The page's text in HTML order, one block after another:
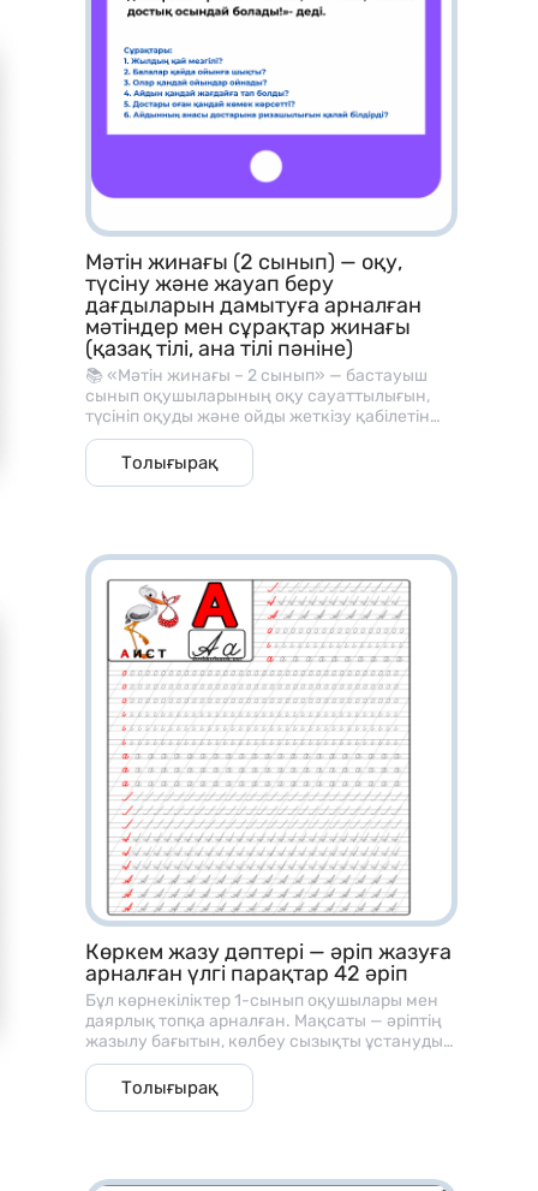
тапсырмалары
– Рим цифрларын үйрену карточкалары
– Периметр табу тапсырмалары
– Теңдеулерді шешу жаттығулары
– Көбейту кестесі материалдары
– Қосу, азайту аралас есептер
– Геометриялық фигуралармен жұмыс
– Уақытты анықтау тапсырмалары
Қалай қолданамыз?
– Топтық / жұптық жұмысқа
– Жеке карточка ретінде
– Қайталау сабақтарында
– БЖБ / ТЖБ дайынм алдында дайындыққа
– Үй тапсырмасы ретінде
– Ойын форматында оқытуға
Мәтін жинағы (2 сынып) — оқу,
түсіну және жауап беру
дағдыларын дамытуға арналған
мәтіндер мен сұрақтар жинағы
(қазақ тілі, ана тілі пәніне)
📚 «Мәтін жинағы – 2 сынып» — бастауыш
сынып оқушыларының оқу сауаттылығын,
түсініп оқуды және ойды жеткізу қабілетін
дамытуға арналған әдістемелік материал.
Бұл жинақ әр мәтіннен кейін берілген
түсінуге арналған сұрақтармен, оқу және
Толығырақ
Көркем жазу дәптері — әріп жазуға
арналған үлгі парақтар 42 әріп
Бұл көрнекіліктер 1-сынып оқушылары мен
даярлық топқа арналған. Мақсаты — әріптің
жазылу бағытын, көлбеу сызықты ұстануды
және әріп байланысын үйрету
Толығырақ